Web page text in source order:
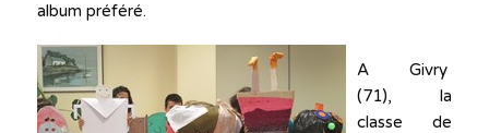
album préféré.
A Givry
(71), la
classe de